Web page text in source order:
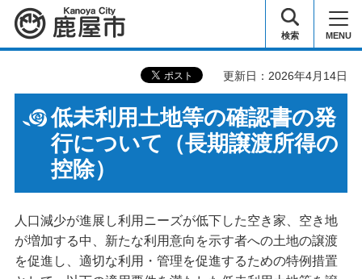
鹿屋市 検索 MENU
更新日：2026年4月14日
低未利用土地等の確認書の発
行について（長期譲渡所得の
控除）
人口減少が進展し利用ニーズが低下した空き家、空き地
が増加する中、新たな利用意向を示す者への土地の譲渡
を促進し、適切な利用・管理を促進するための特例措置